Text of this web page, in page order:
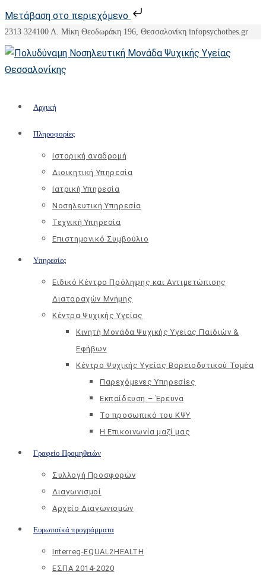
Μετάβαση στο περιεχόμενο
Skip
to
content
2313 324100 Λ. Μίκη Θεοδωράκη 196, Θεσσαλονίκη infopsychothes.gr
Αρχική
Πληροφορίες
Ιστορική αναδρομή
Διοικητική Υπηρεσία
Ιατρική Υπηρεσία
Νοσηλευτική Υπηρεσία
Τεχνική Υπηρεσία
Επιστημονικό Συμβούλιο
Υπηρεσίες
Ειδικό Κέντρο Πρόληψης και Αντιμετώπισης
Διαταραχών Μνήμης
Κέντρα Ψυχικής Υγείας
Κινητή Μονάδα Ψυχικής Υγείας Παιδιών &
Εφήβων
Kέντρο Ψυχικής Υγείας Βορειοδυτικού Τομέα
Παρεχόμενες Υπηρεσίες
Εκπαίδευση – Έρευνα
Το προσωπικό του ΚΨΥ
Η Επικοινωνία μαζί μας
Γραφείο Προμηθειών
Συλλογή Προσφορών
Διαγωνισμοί
Αρχείο Διαγωνισμών
Ευρωπαϊκά προγράμματα
Interreg-EQUAL2HEALTH
ΕΣΠΑ 2014-2020